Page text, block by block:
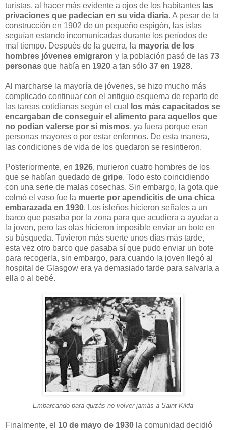
turistas, al hacer más evidente a ojos de los habitantes las
privaciones que padecían en su vida diaria. A pesar de la
construcción en 1902 de un pequeño espigón, las islas
seguían estando incomunicadas durante los períodos de
mal tiempo. Después de la guerra, la mayoría de los
hombres jóvenes emigraron y la población pasó de las 73
personas que había en 1920 a tan sólo 37 en 1928.
Al marcharse la mayoría de jóvenes, se hizo mucho más
complicado continuar con el antiguo esquema de reparto de
las tareas cotidianas según el cual
los más capacitados se
encargaban de conseguir el alimento para aquellos que
no podían valerse por sí mismos, ya fuera porque eran
personas mayores o por estar enfermos. De esta manera,
las condiciones de vida de los quedaron se resintieron.
Posteriormente, en 1926, murieron cuatro hombres de los
que se habían quedado de gripe. Todo esto coincidiendo
con una serie de malas cosechas. Sin embargo, la gota que
colmó el vaso fue la muerte por apendicitis de una chica
embarazada en 1930. Los isleños hicieron señales a un
barco que pasaba por la zona para que acudiera a ayudar a
la joven, pero las olas hicieron imposible enviar un bote en
su búsqueda. Tuvieron más suerte unos días más tarde,
esta vez otro barco que pasaba sí que pudo enviar un bote
para recogerla, sin embargo, para cuando la joven llegó al
hospital de Glasgow era ya demasiado tarde para salvarla a
ella o al bebé.
Embarcando para quizás no volver jamás a Saint Kilda
Finalmente, el 10 de mayo de 1930 la comunidad decidió